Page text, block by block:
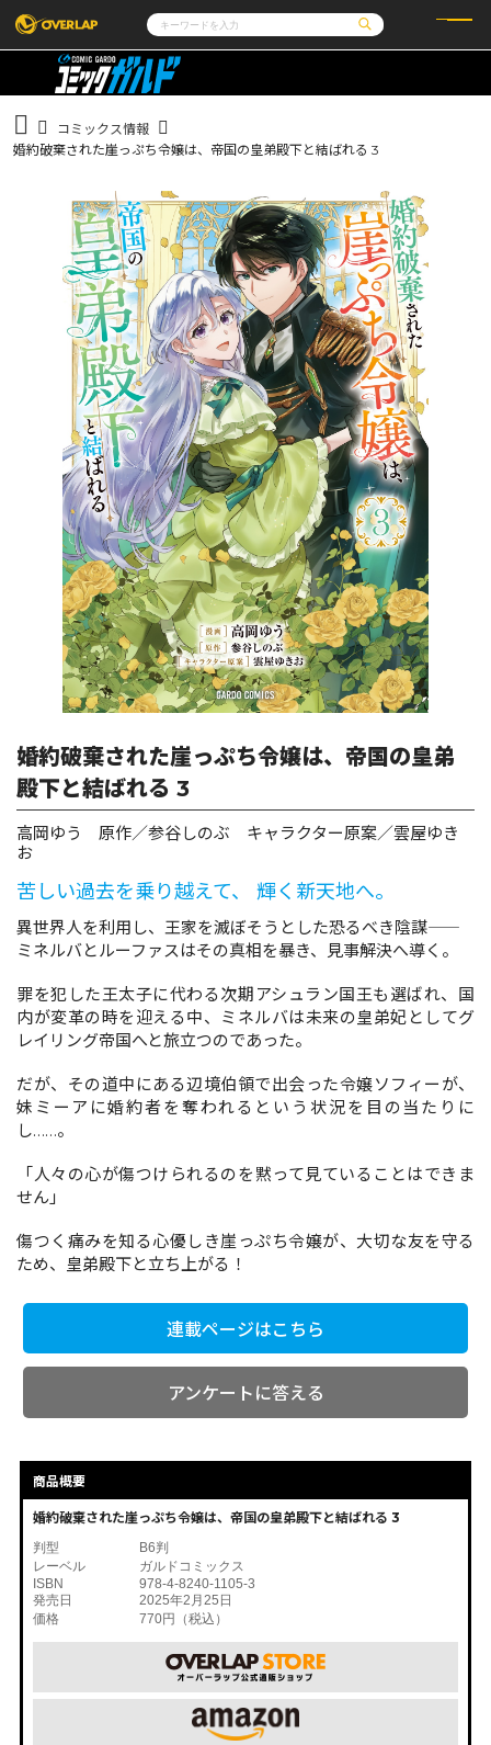
コミック
コミッククリエ
LiQulle
ライトノベル
その他 通販・NEWS
企業
会社概要
採用情報
アクセス
オーバーラップホールディングス
お問い合わせはこちら
オーバーラップ文庫
オーバーラップノベルス
オーバーラップノベルスf
ロサージュノベルス
コミックガルド
リキューレ
コミックパルフェ
コミックエッセイ
閉じる
コミックス情報
婚約破棄された崖っぷち令嬢は、帝国の皇弟殿下と結ばれる 3
婚約破棄された崖っぷち令嬢は、帝国の皇弟
殿下と結ばれる 3
高岡ゆう 原作／参谷しのぶ キャラクター原案／雲屋ゆき
お
苦しい過去を乗り越えて、 輝く新天地へ。
異世界人を利用し、王家を滅ぼそうとした恐るべき陰謀――
ミネルバとルーファスはその真相を暴き、見事解決へ導く。
罪を犯した王太子に代わる次期アシュラン国王も選ばれ、国
内が変革の時を迎える中、ミネルバは未来の皇弟妃としてグ
レイリング帝国へと旅立つのであった。
だが、その道中にある辺境伯領で出会った令嬢ソフィーが、
妹ミーアに婚約者を奪われるという状況を目の当たりに
し……。
「人々の心が傷つけられるのを黙って見ていることはできま
せん」
傷つく痛みを知る心優しき崖っぷち令嬢が、大切な友を守る
ため、皇弟殿下と立ち上がる！
連載ページはこちら
アンケートに答える
商品概要
婚約破棄された崖っぷち令嬢は、帝国の皇弟殿下と結ばれる 3
判型
B6判
レーベル
ガルドコミックス
ISBN
978-4-8240-1105-3
発売日
2025年2月25日
価格
770円（税込）